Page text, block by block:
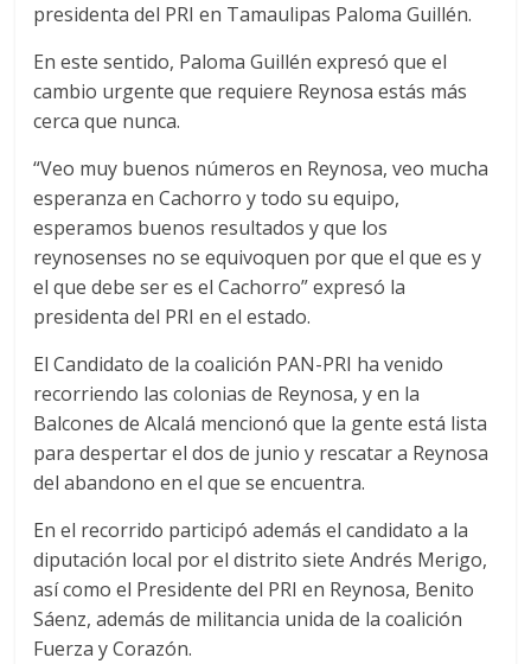
presidenta del PRI en Tamaulipas Paloma Guillén.
En este sentido, Paloma Guillén expresó que el
cambio urgente que requiere Reynosa estás más
cerca que nunca.
“Veo muy buenos números en Reynosa, veo mucha
esperanza en Cachorro y todo su equipo,
esperamos buenos resultados y que los
reynosenses no se equivoquen por que el que es y
el que debe ser es el Cachorro” expresó la
presidenta del PRI en el estado.
El Candidato de la coalición PAN-PRI ha venido
recorriendo las colonias de Reynosa, y en la
Balcones de Alcalá mencionó que la gente está lista
para despertar el dos de junio y rescatar a Reynosa
del abandono en el que se encuentra.
En el recorrido participó además el candidato a la
diputación local por el distrito siete Andrés Merigo,
así como el Presidente del PRI en Reynosa, Benito
Sáenz, además de militancia unida de la coalición
Fuerza y Corazón.